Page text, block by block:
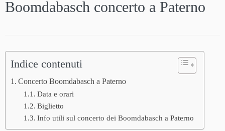
Boomdabasch concerto a Paterno
Indice contenuti
Concerto Boomdabasch a Paterno
Data e orari
Biglietto
Info utili sul concerto dei Boomdabasch a Paterno